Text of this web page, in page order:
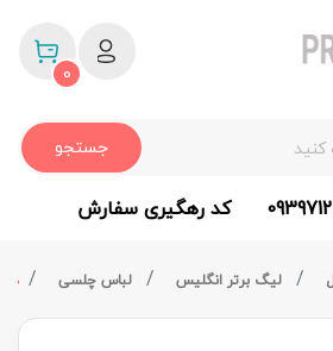
جستجو
0
کد رهگیری سفارش
لیگ برتر انگلیس لباس چلسی